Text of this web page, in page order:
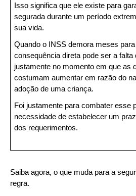
Isso significa que ele existe para
segurada durante um período
sua vida.
Quando o INSS demora meses
consequência direta pode ser a
justamente no momento em que as
costumam aumentar em razão do
adoção de uma criança.
Foi justamente para combater esse
necessidade de estabelecer um
dos requerimentos.
Saiba agora, o que muda para a
regra.